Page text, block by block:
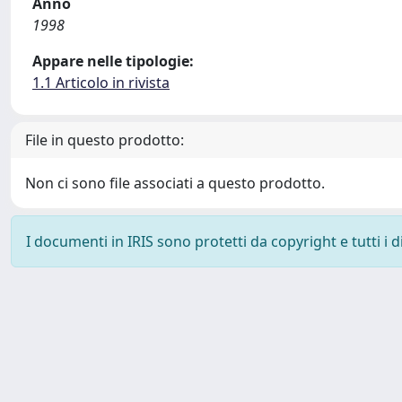
1998
Appare nelle tipologie:
1.1 Articolo in rivista
File in questo prodotto:
Non ci sono file associati a questo prodotto.
I documenti in IRIS sono protetti da copyright e tutti i